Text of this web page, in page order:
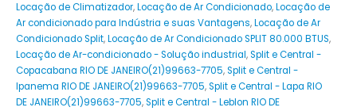
Locação de Climatizador,Locação de Ar Condicionado,Locação de
Ar condicionado para Indústria e suas Vantagens,Locação de Ar
Condicionado Split,Locação de Ar Condicionado SPLIT 80.000 BTUS,
Locação de Ar-condicionado - Solução industrial,Split e Central -
Copacabana RIO DE JANEIRO(21)99663-7705,Split e Central -
Ipanema RIO DE JANEIRO(21)99663-7705,Split e Central - Lapa RIO
DE JANEIRO(21)99663-7705,Split e Central - Leblon RIO DE